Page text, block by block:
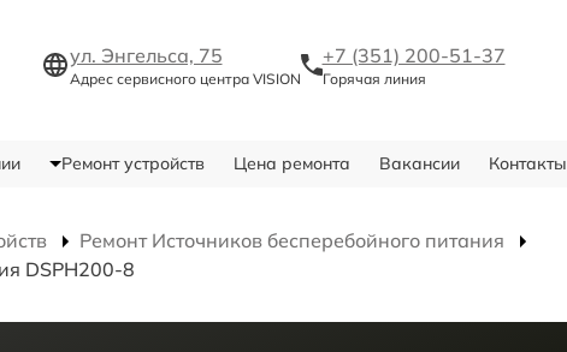
ул. Энгельса, 75
Адрес сервисного центра VISION
+7 (351) 200-51-37
Горячая линия
Ремонт устройств Цена ремонта Вакансии Контакты
Ремонт Источников бесперебойного питания
DSPH200-8